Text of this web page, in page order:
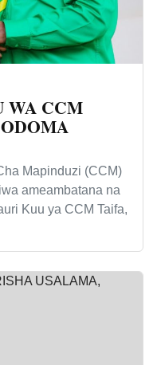
WA CCM
Mapinduzi (CCM)
ameambatana na
Kuu ya CCM Taifa,